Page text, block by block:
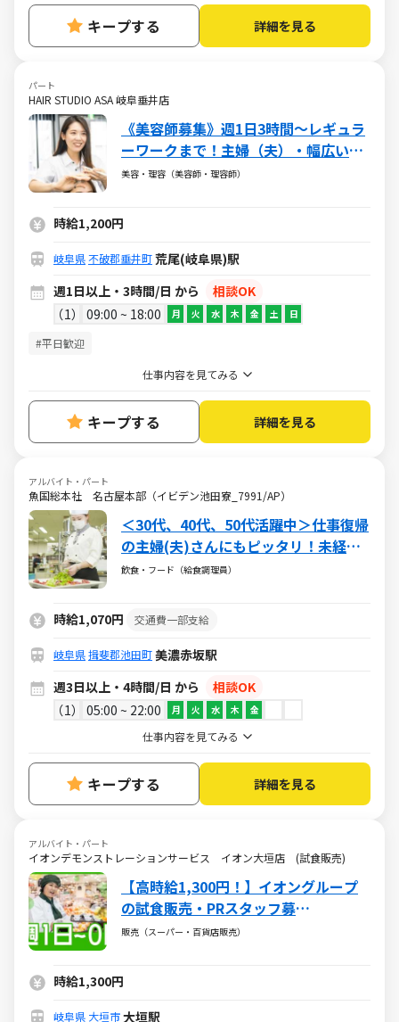
キープする 詳細を見る
パート
HAIR STUDIO ASA 岐阜垂井店
《美容師募集》週1日3時間～レギュラ
ーワークまで！主婦（夫）・幅広い年
代が活躍しています
美容・理容（美容師・理容師）
時給1,200円
岐阜県不破郡垂井町荒尾(岐阜県)駅
週1日以上・3時間/日 から
相談OK
1
09:00 ~ 18:00 月 火 水 木 金 土 日
#平日歓迎
仕事内容を見てみる
キープする 詳細を見る
アルバイト・パート
魚国総本社 名古屋本部（イビデン池田寮_7991/AP）
＜30代、40代、50代活躍中＞仕事復帰
の主婦(夫)さんにもピッタリ！未経験
からのチャレンジもok！
飲食・フード（給食調理員）
時給1,070円 交通費一部支給
岐阜県揖斐郡池田町美濃赤坂駅
週3日以上・4時間/日 から
相談OK
1
05:00 ~ 22:00 月 火 水 木 金
仕事内容を見てみる
キープする 詳細を見る
アルバイト・パート
イオンデモンストレーションサービス イオン大垣店 (試食販売)
【高時給1,300円！】イオングループ
の試食販売・PRスタッフ募
集！/SACB00235
販売（スーパー・百貨店販売）
時給1,300円
岐阜県 大垣市大垣駅